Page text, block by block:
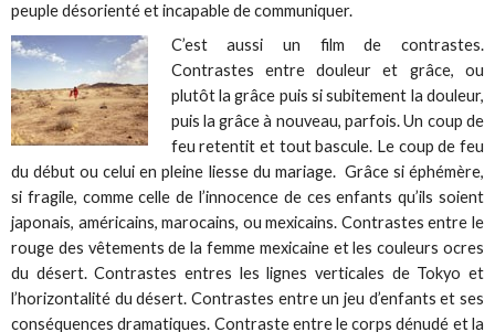
peuple désorienté et incapable de communiquer.
C’est aussi un film de contrastes.
Contrastes entre douleur et grâce, ou
plutôt la grâce puis si subitement la douleur,
puis la grâce à nouveau, parfois. Un coup de
feu retentit et tout bascule. Le coup de feu
du début ou celui en pleine liesse du mariage. Grâce si éphémère,
si fragile, comme celle de l’innocence de ces enfants qu’ils soient
japonais, américains, marocains, ou mexicains. Contrastes entre le
rouge des vêtements de la femme mexicaine et les couleurs ocres
du désert. Contrastes entres les lignes verticales de Tokyo et
l’horizontalité du désert. Contrastes entre un jeu d’enfants et ses
conséquences dramatiques. Contraste entre le corps dénudé et la